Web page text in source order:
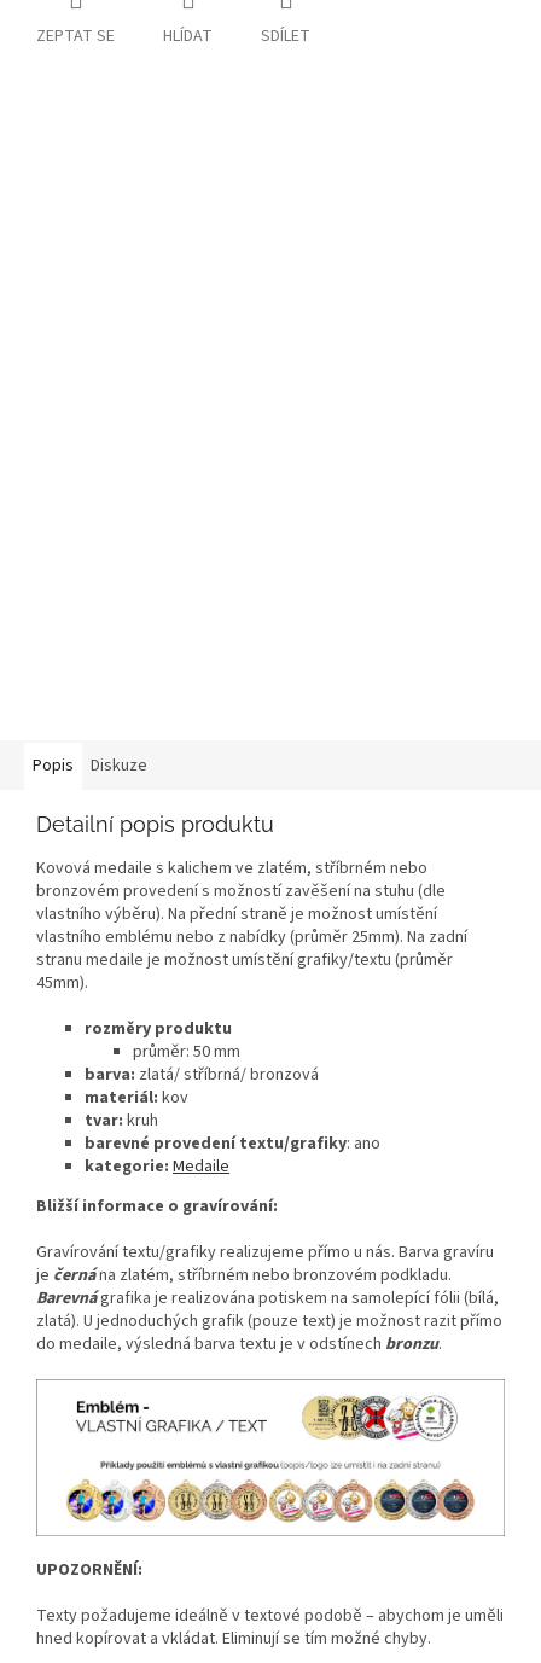
ZEPTAT SE HLÍDAT SDÍLET
Popis Diskuze
Detailní popis produktu
Kovová medaile s kalichem ve zlatém, stříbrném nebo
bronzovém provedení s možností zavěšení na stuhu (dle
vlastního výběru). Na přední straně je možnost umístění
vlastního emblému nebo z nabídky (průměr 25mm). Na zadní
stranu medaile je možnost umístění grafiky/textu (průměr
45mm).
rozměry produktu
průměr: 50 mm
barva: zlatá/ stříbrná/ bronzová
materiál: kov
tvar: kruh
barevné provedení textu/grafiky: ano
kategorie: Medaile
Bližší informace o gravírování:
Gravírování textu/grafiky realizujeme přímo u nás. Barva gravíru
je černána zlatém, stříbrném nebo bronzovém podkladu.
Barevnágrafika je realizována potiskem na samolepící fólii (bílá,
zlatá). U jednoduchých grafik (pouze text) je možnost razit přímo
do medaile, výsledná barva textu je v odstínech bronzu.
UPOZORNĚNÍ:
Texty požadujeme ideálně v textové podobě – abychom je uměli
hned kopírovat a vkládat. Eliminují se tím možné chyby.